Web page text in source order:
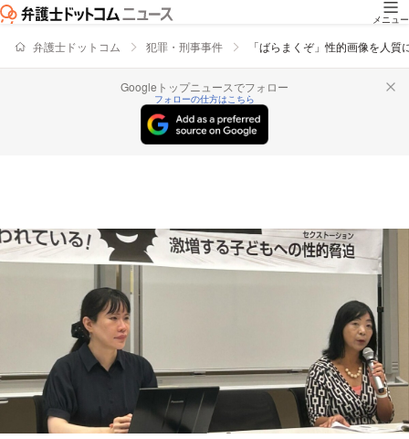
メニュー
弁護士ドットコム 犯罪・刑事事件 「ばらまくぞ」性的画像を人
Googleトップニュースでフォロー
フォローの仕方はこちら